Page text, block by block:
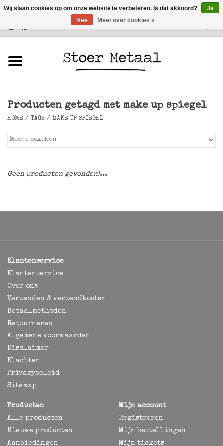
Klantenservice
Verlichting
Producten getagd met make up spiegel
HOME / TAGS / MAKE UP SPIEGEL
Geen producten gevonden!...
Klantenservice
Klantenservice
Over ons
Verzenden & verzendkosten
Betaalmethoden
Retourneren
Algemene voorwaarden
Disclaimer
Klachten
Privacybeleid
Sitemap
Producten
Alle producten
Nieuwe producten
Aanbiedingen
Mijn account
Registreren
Mijn bestellingen
Mijn tickets
Wij slaan cookies op om onze website te verbeteren. Is dat akkoord?
Ja
Nee
Meer over cookies »